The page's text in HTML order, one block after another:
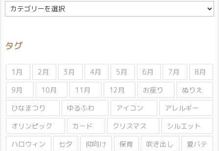
カ
テ
ー
タグ
1月 2月 3月 4月 5月 6月 7月
8月
9月
10月 11月 12月 お座り
ぬりえ
ひなまつり
ゆるふわ アイコン
アレルギー
オリンピック
カード クリスマス
シルエット
ハロウィン
七夕 仰向け 保育 吹き出し
夏バテ